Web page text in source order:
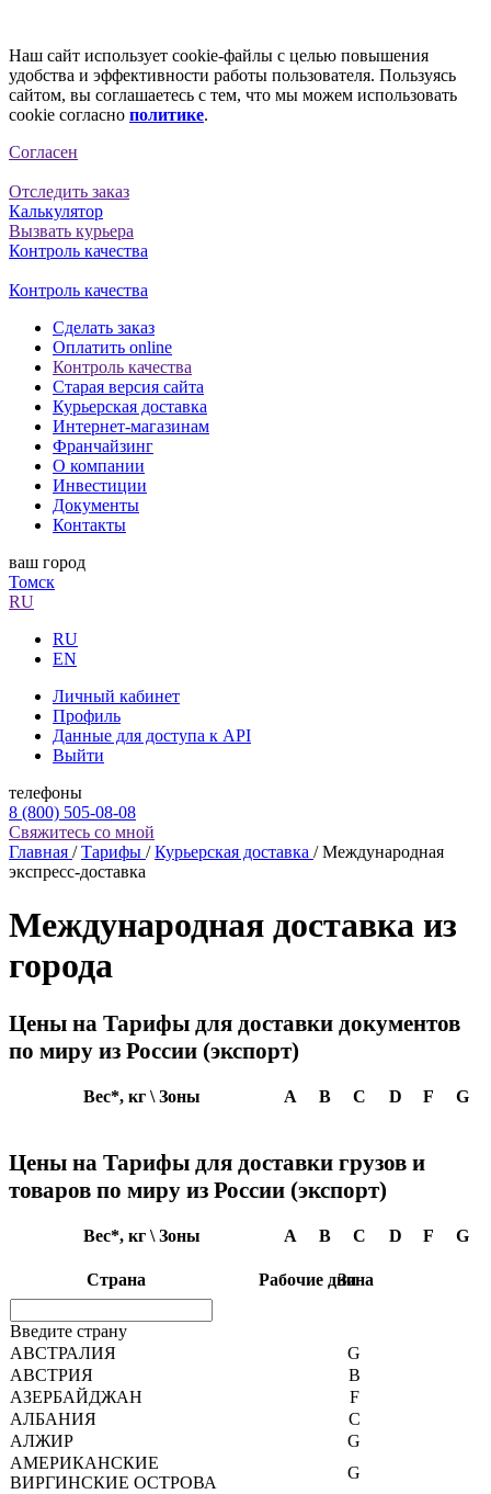
Наш сайт использует cookie-файлы с целью повышения
удобства и эффективности работы пользователя. Пользуясь
сайтом, вы соглашаетесь с тем, что мы можем использовать
cookie согласно политике.
Согласен
Отследить заказ
Калькулятор
Вызвать курьера
Контроль качества
Контроль качества
Сделать заказ
Оплатить online
Контроль качества
Старая версия сайта
Курьерская доставка
Интернет-магазинам
Франчайзинг
О компании
Инвестиции
Документы
Контакты
ваш город
Томск
RU
RU
EN
Личный кабинет
Профиль
Данные для доступа к API
Выйти
телефоны
8 (800) 505-08-08
Свяжитесь со мной
Главная /Тарифы /Курьерская доставка /Международная
экспресс-доставка
Международная доставка из
города
Цены на Тарифы для доставки документов
по миру из России (экспорт)
Вес*, кг \ Зоны A B C D F G
Цены на Тарифы для доставки грузов и
товаров по миру из России (экспорт)
Вес*, кг \ Зоны A B C D F G
Страна Рабочие дниЗона
Введите страну
АВСТРАЛИЯ
G
АВСТРИЯ
B
АЗЕРБАЙДЖАН
F
АЛБАНИЯ
C
АЛЖИР
G
АМЕРИКАНСКИЕ
ВИРГИНСКИЕ ОСТРОВА
G